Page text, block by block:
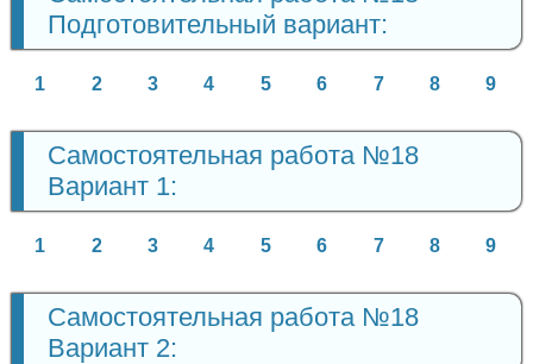
Подготовительный вариант:
1 2 3 4 5 6 7 8 9
Самостоятельная работа №18
Вариант 1:
1 2 3 4 5 6 7 8 9
Самостоятельная работа №18
Вариант 2: